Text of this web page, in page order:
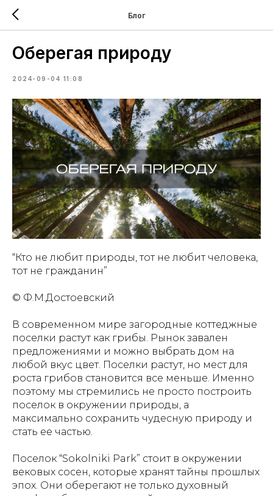
Блог
Оберегая природу
2024-09-04 11:08
“Кто не любит природы, тот не любит человека,
тот не гражданин”
© Ф.М.Достоевский
В современном мире загородные коттеджные
поселки растут как грибы. Рынок завален
предложениями и можно выбрать дом на
любой вкус цвет. Поселки растут, но мест для
роста грибов становится все меньше. Именно
поэтому мы стремились не просто построить
поселок в окружении природы, а
максимально сохранить чудесную природу и
стать ее частью.
Поселок “Sokolniki Park” стоит в окружении
вековых сосен, которые хранят тайны прошлых
эпох. Они оберегают не только духовный